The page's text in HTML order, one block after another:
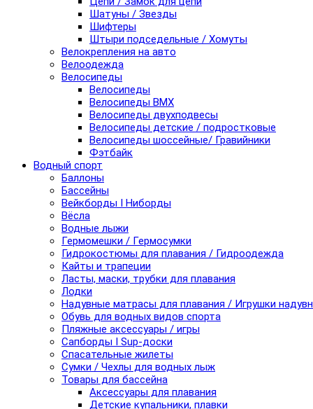
Шатуны / Звезды
Шифтеры
Штыри подседельные / Хомуты
Велокрепления на авто
Велоодежда
Велосипеды
Велосипеды
Велосипеды BMX
Велосипеды двухподвесы
Велосипеды детские / подростковые
Велосипеды шоссейные/ Гравийники
Фэтбайк
Водный спорт
Баллоны
Бассейны
Вейкборды I Ниборды
Вёсла
Водные лыжи
Гермомешки / Гермосумки
Гидрокостюмы для плавания / Гидроодежда
Кайты и трапеции
Ласты, маски, трубки для плавания
Лодки
Надувные матрасы для плавания / Игрушки
Обувь для водных видов спорта
Пляжные аксессуары / игры
Сапборды I Sup-доски
Спасательные жилеты
Сумки / Чехлы для водных лыж
Товары для бассейна
Аксессуары для плавания
Детские купальники, плавки